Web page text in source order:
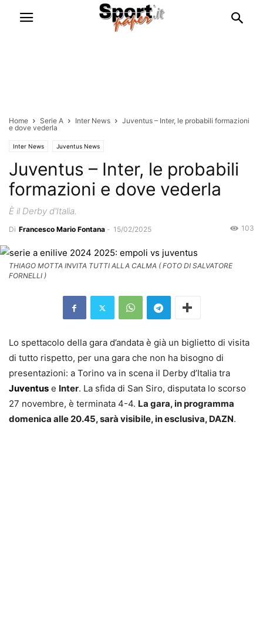
Home Serie A Inter News
Juventus – Inter, le probabili formazioni
e dove vederla
Inter News Juventus News
Juventus – Inter, le probabili
formazioni e dove vederla
È il Derby d'Italia.
Di Francesco Mario Fontana - 15/02/2025 103
THIAGO MOTTA INVITA TUTTI ALLA CALMA ( FOTO DI SALVATORE
FORNELLI )
Lo spettacolo della gara d’andata è già un biglietto di visita
di tutto rispetto, per una gara che non ha bisogno di
presentazioni: a Torino va in scena il Derby d’Italia tra
Juventus e Inter. La sfida di San Siro, disputata lo scorso
27 novembre, è terminata 4-4. La gara, in programma
domenica alle 20.45, sarà visibile, in esclusiva, DAZN.